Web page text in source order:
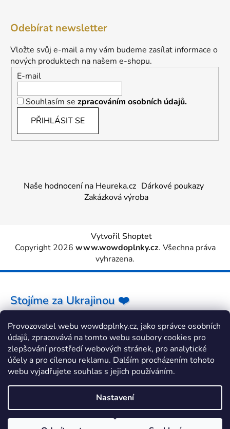
Provozovatel webu wowdoplnky.cz, jako správce osobních
údajů, zpracovává na tomto webu soubory cookies pro
zlepšování prostředí webových stránek, pro analytické
účely a pro cílenou reklamu. Dalším procházením tohoto
webu vyjadřujete souhlas s jejich používáním.
Nastavení
Odebírat newsletter
Vložte svůj e-mail a my vám budeme zasílat informace o
nových produktech na našem e-shopu.
E-mail
Souhlasím se zpracováním osobních údajů.
PŘIHLÁSIT SE
Naše hodnocení na Heureka.cz Dárkové poukazy
Zakázková výroba
Vytvořil Shoptet
Copyright 2026 www.wowdoplnky.cz. Všechna práva
vyhrazena.
Stojíme za Ukrajinou ❤️
Jak a čím pomoci »